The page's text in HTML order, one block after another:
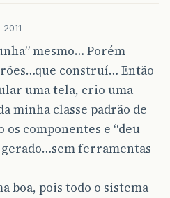
mesmo… Porém
construí… Então
uma tela, crio uma
minha classe padrão de
os componentes e “deu
ferramentas
boa, pois todo o sistema